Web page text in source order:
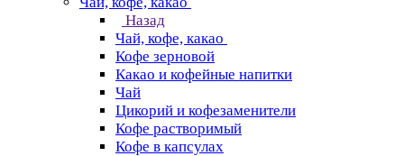
Назад
Чай, кофе, какао
Кофе зерновой
Какао и кофейные напитки
Чай
Цикорий и кофезаменители
Кофе растворимый
Кофе в капсулах